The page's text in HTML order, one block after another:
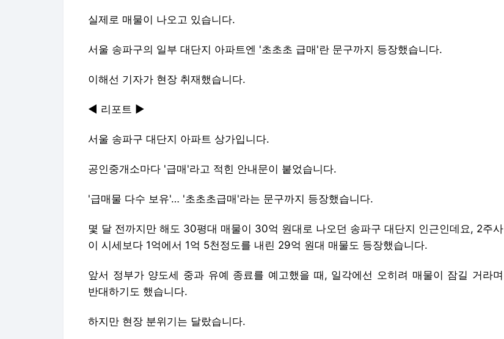
실제로 매물이 나오고 있습니다.
서울 송파구의 일부 대단지 아파트엔 '초초초 급매'란 문구까지 등장했습니다.
이해선 기자가 현장 취재했습니다.
◀ 리포트 ▶
서울 송파구 대단지 아파트 상가입니다.
공인중개소마다 '급매'라고 적힌 안내문이 붙었습니다.
'급매물 다수 보유'… '초초초급매'라는 문구까지 등장했습니다.
몇 달 전까지만 해도 30평대 매물이 30억 원대로 나오던 송파구 대단지 인근인데요, 2주사
이 시세보다 1억에서 1억 5천정도를 내린 29억 원대 매물도 등장했습니다.
앞서 정부가 양도세 중과 유예 종료를 예고했을 때, 일각에선 오히려 매물이 잠길 거라며
반대하기도 했습니다.
하지만 현장 분위기는 달랐습니다.